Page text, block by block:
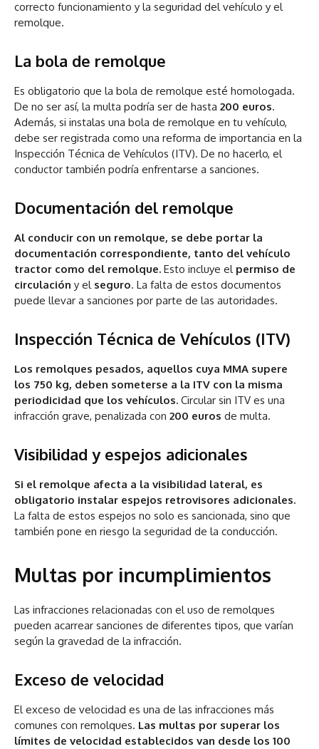
correcto funcionamiento y la seguridad del vehículo y el
remolque.
La bola de remolque
Es obligatorio que la bola de remolque esté homologada.
De no ser así, la multa podría ser de hasta 200 euros.
Además, si instalas una bola de remolque en tu vehículo,
debe ser registrada como una reforma de importancia en la
Inspección Técnica de Vehículos (ITV). De no hacerlo, el
conductor también podría enfrentarse a sanciones.
Documentación del remolque
Al conducir con un remolque, se debe portar la
documentación correspondiente, tanto del vehículo
tractor como del remolque. Esto incluye el permiso de
circulación y el seguro. La falta de estos documentos
puede llevar a sanciones por parte de las autoridades.
Inspección Técnica de Vehículos (ITV)
Los remolques pesados, aquellos cuya MMA supere
los 750 kg, deben someterse a la ITV con la misma
periodicidad que los vehículos. Circular sin ITV es una
infracción grave, penalizada con 200 euros de multa.
Visibilidad y espejos adicionales
Si el remolque afecta a la visibilidad lateral, es
obligatorio instalar espejos retrovisores adicionales.
La falta de estos espejos no solo es sancionada, sino que
también pone en riesgo la seguridad de la conducción.
Multas por incumplimientos
Las infracciones relacionadas con el uso de remolques
pueden acarrear sanciones de diferentes tipos, que varían
según la gravedad de la infracción.
Exceso de velocidad
El exceso de velocidad es una de las infracciones más
comunes con remolques. Las multas por superar los
límites de velocidad establecidos van desde los 100